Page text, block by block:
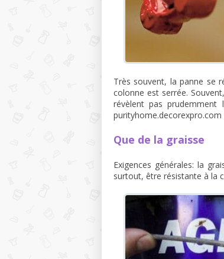
Très souvent, la panne se
colonne est serrée.
révèlent pas prudemment
Que de la graisse
Exigences générales: la
surtout, être résistante à la